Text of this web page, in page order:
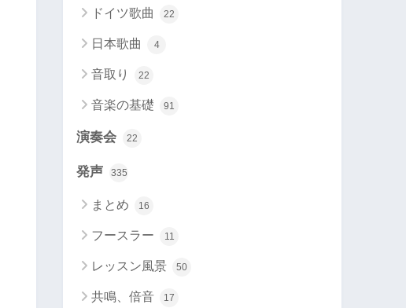
ドイツ歌曲 22
日本歌曲 4
音取り 22
音楽の基礎 91
演奏会 22
発声 335
まとめ 16
フースラー 11
レッスン風景 50
共鳴、倍音 17